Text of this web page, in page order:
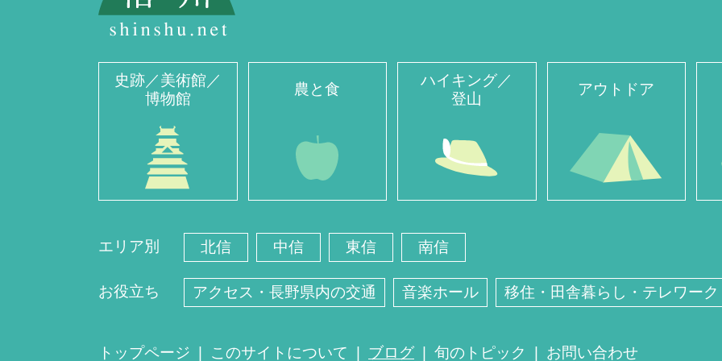
史跡／美術館／
博物館
農と食
ハイキング／
登山
アウトドア
エリア別 北信 中信 東信 南信
お役立ち アクセス・長野県内の交通 音楽ホール 移住・田舎暮らし・テレワーク
トップページ このサイトについて ブログ 旬のトピック お問い合わせ